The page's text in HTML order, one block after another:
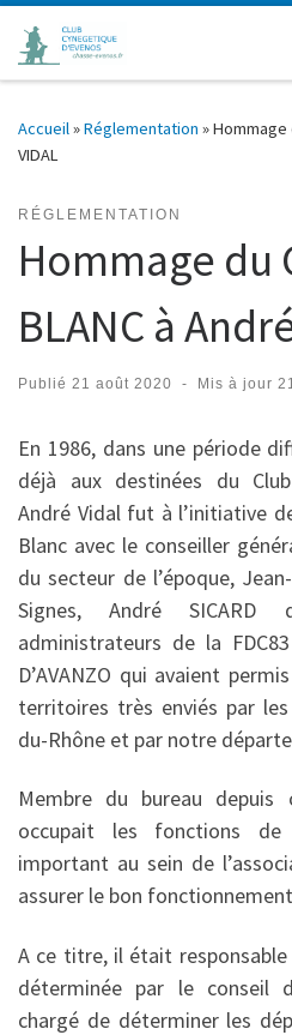
Passer au contenu
Accueil»Réglementation »Hommage
VIDAL
RÉGLEMENTATION
Hommage du
BLANC à
Publié 21 août 2020 - Mis à jour
En 1986, dans une période
déjà aux destinées du Club
André Vidal fut à l’initiative
Blanc avec le conseiller
du secteur de l’époque,
Signes, André
administrateurs de la
D’AVANZO qui avaient
territoires très enviés par
du-Rhône et par notre
Membre du bureau
occupait les fonctions
important au sein de
assurer le bon
A ce titre, il était
déterminée par le conseil
chargé de déterminer les